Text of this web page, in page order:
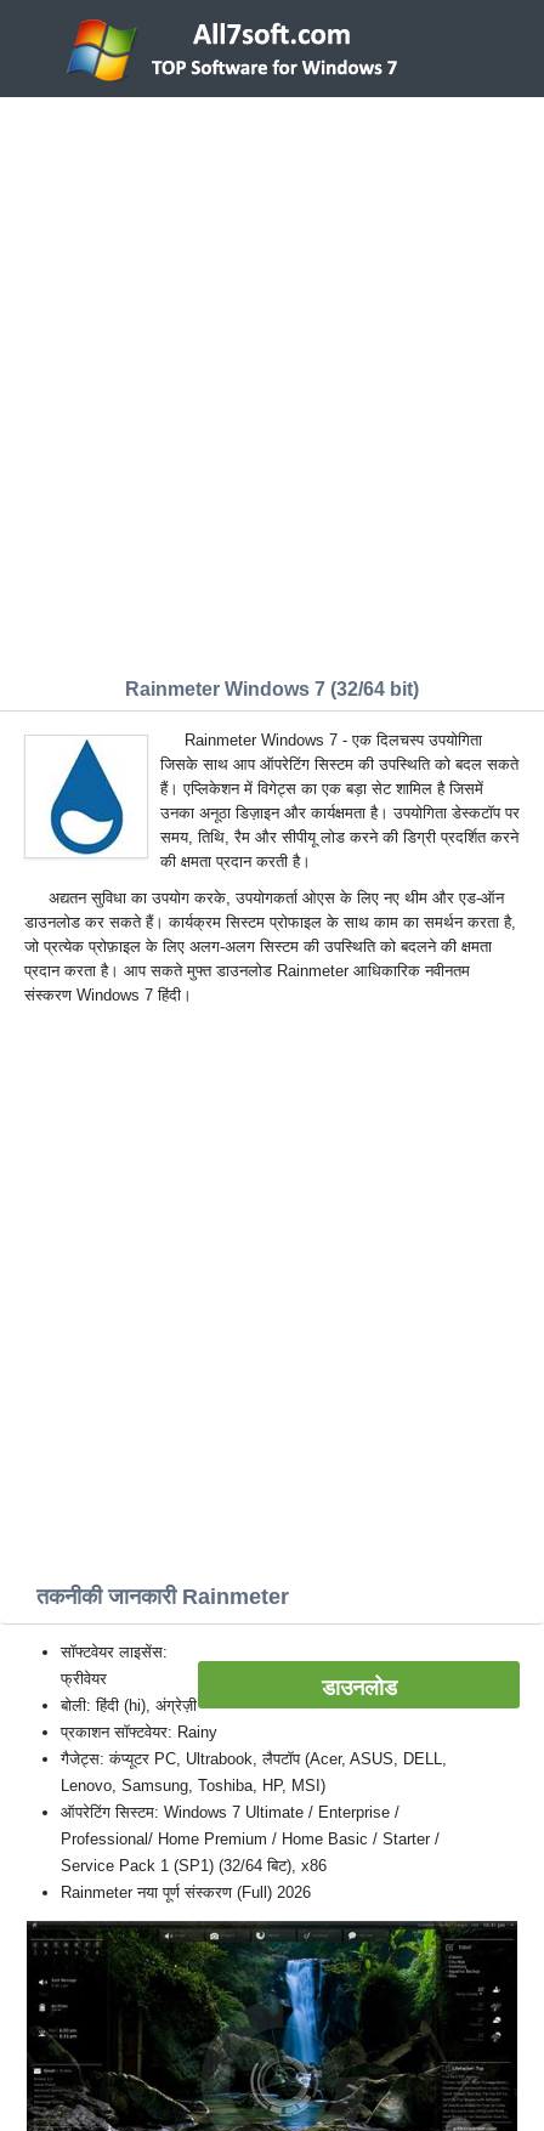
Rainmeter Windows 7 (32/64 bit)
Rainmeter Windows 7 - एक दिलचस्प उपयोगिता
जिसके साथ आप ऑपरेटिंग सिस्टम की उपस्थिति को बदल सकते
हैं। एप्लिकेशन में विगेट्स का एक बड़ा सेट शामिल है जिसमें
उनका अनूठा डिज़ाइन और कार्यक्षमता है। उपयोगिता डेस्कटॉप पर
समय, तिथि, रैम और सीपीयू लोड करने की डिग्री प्रदर्शित करने
की क्षमता प्रदान करती है।
अद्यतन सुविधा का उपयोग करके, उपयोगकर्ता ओएस के लिए नए थीम और एड-ऑन
डाउनलोड कर सकते हैं। कार्यक्रम सिस्टम प्रोफाइल के साथ काम का समर्थन करता है,
जो प्रत्येक प्रोफ़ाइल के लिए अलग-अलग सिस्टम की उपस्थिति को बदलने की क्षमता
प्रदान करता है। आप सकते मुफ्त डाउनलोड Rainmeter आधिकारिक नवीनतम
संस्करण Windows 7 हिंदी।
तकनीकी जानकारी Rainmeter
डाउनलोड
सॉफ्टवेयर लाइसेंस:
फ्रीवेयर
बोली: हिंदी (hi), अंग्रेज़ी
प्रकाशन सॉफ्टवेयर: Rainy
गैजेट्स: कंप्यूटर PC, Ultrabook, लैपटॉप (Acer, ASUS, DELL,
Lenovo, Samsung, Toshiba, HP, MSI)
ऑपरेटिंग सिस्टम: Windows 7 Ultimate / Enterprise /
Professional/ Home Premium / Home Basic / Starter /
Service Pack 1 (SP1) (32/64 बिट), x86
Rainmeter नया पूर्ण संस्करण (Full) 2026